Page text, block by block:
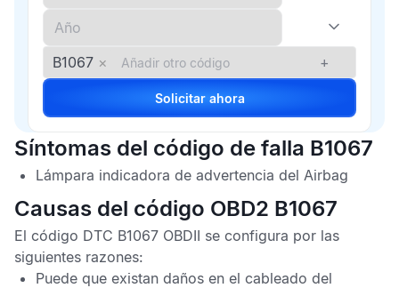
B1067 × +
Solicitar ahora
Síntomas del código de falla B1067
Lámpara indicadora de advertencia del Airbag
Causas del código OBD2 B1067
El código DTC B1067 OBDII se configura por las
siguientes razones:
Puede que existan daños en el cableado del